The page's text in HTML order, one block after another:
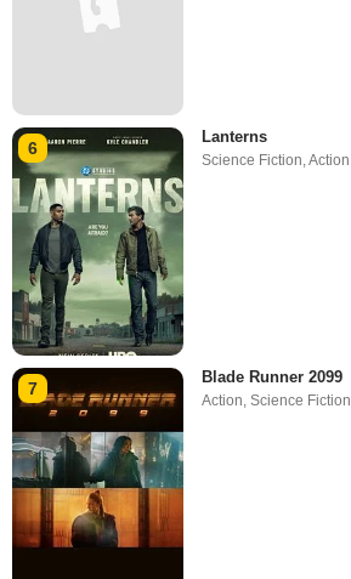
6
Lanterns
Science Fiction,Action
7
Blade Runner 2099
Action,Science Fiction